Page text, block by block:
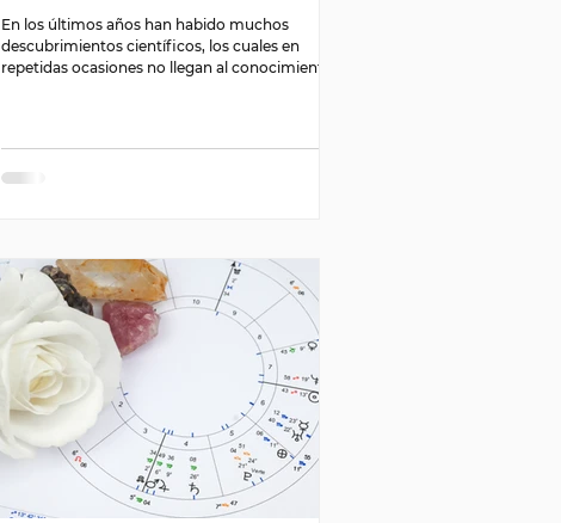
En los últimos años han habido muchos
descubrimientos científicos, los cuales en
repetidas ocasiones no llegan al conocimiento